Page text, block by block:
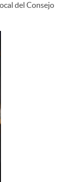
del Consejo